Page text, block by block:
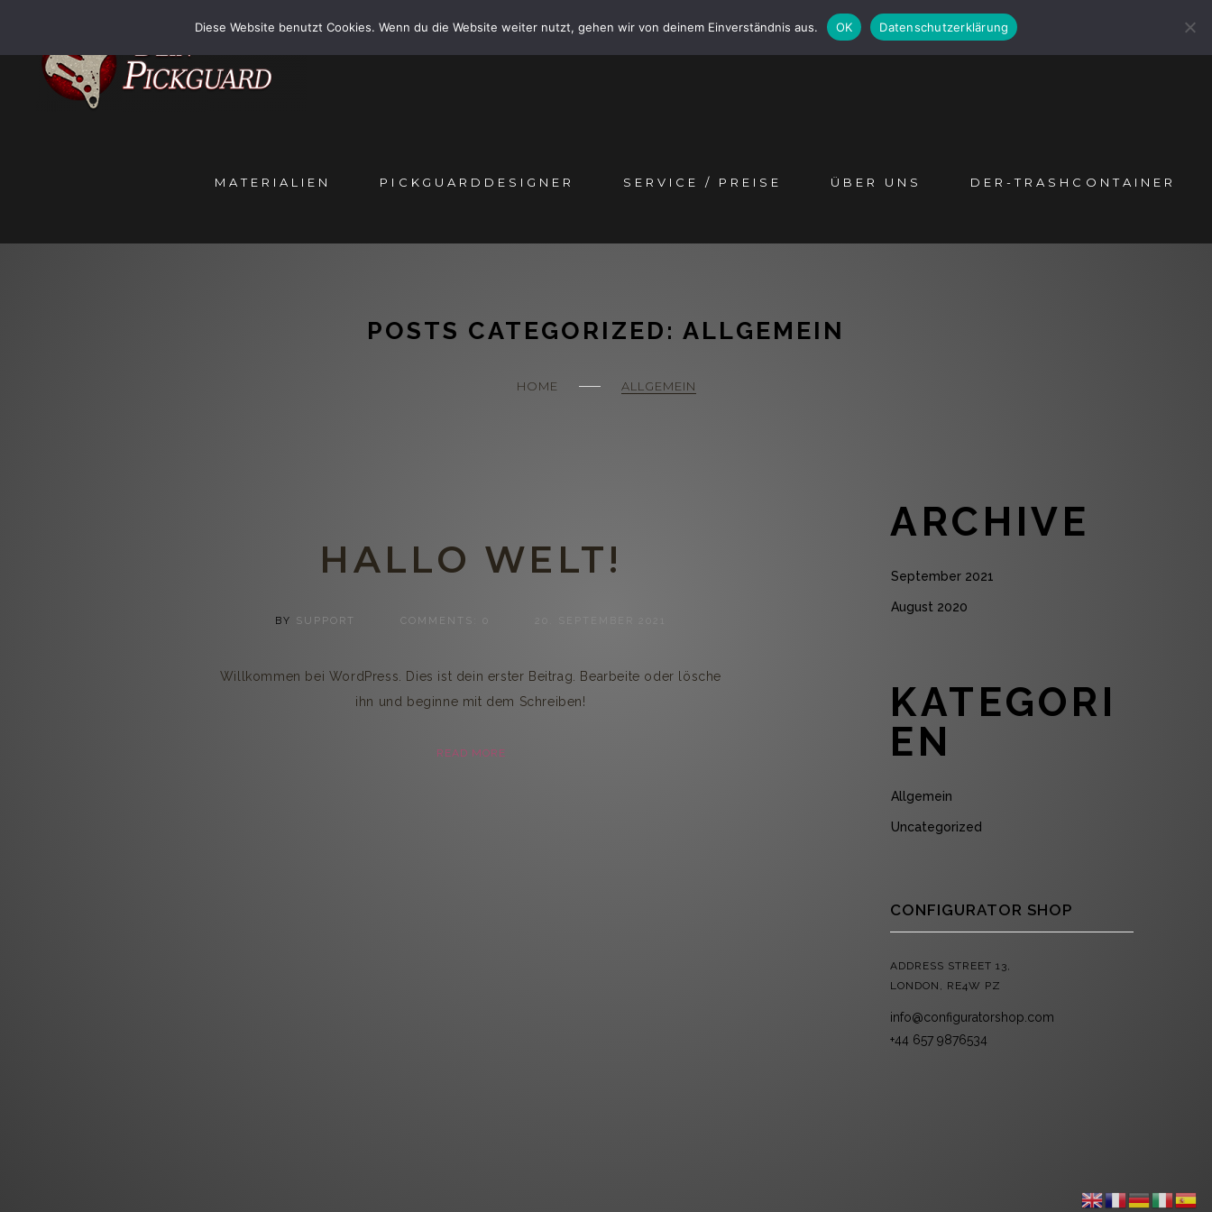
content
MATERIALIEN PICKGUARDDESIGNER SERVICE / PREISE ÜBER UNS DER-TRASHCONTAINER
HOME ALLGEMEIN
POSTS CATEGORIZED: ALLGEMEIN
HALLO WELT!
BY SUPPORT COMMENTS:
Willkommen bei WordPress. Dies ist dein erster Beitrag. Bearbeite oder lösche
ihn und beginne mit dem Schreiben!
READ MORE
ARCHIVE
September 2021
August 2020
KATEGORI
EN
Allgemein
Uncategorized
CONFIGURATOR SHOP
ADDRESS STREET 13,
LONDON, RE4W PZ
info@configuratorshop.com
+44 657 9876534
Diese Website benutzt Cookies. Wenn du die Website weiter nutzt, gehen wir von deinem Einverständnis aus. OK Datenschutzerklärung